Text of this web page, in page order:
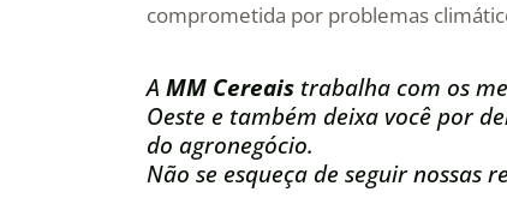
comprometida por problemas
A MM Cereais trabalha com os
Oeste e também deixa você por
do agronegócio.
Não se esqueça de seguir nossas